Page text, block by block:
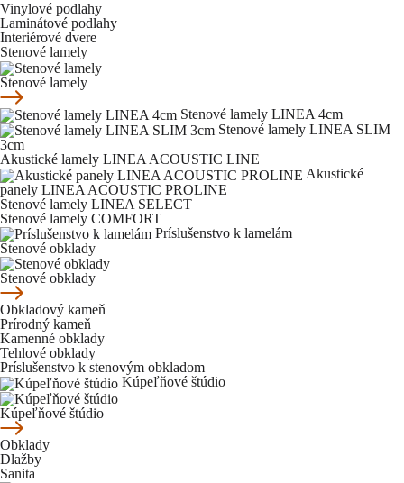
Vinylové podlahy
Laminátové podlahy
Interiérové dvere
Stenové lamely
Stenové lamely
Stenové lamely LINEA 4cm
Stenové lamely LINEA SLIM
3cm
Akustické lamely LINEA ACOUSTIC LINE
Akustické
panely LINEA ACOUSTIC PROLINE
Stenové lamely LINEA SELECT
Stenové lamely COMFORT
Príslušenstvo k lamelám
Stenové obklady
Stenové obklady
Obkladový kameň
Prírodný kameň
Kamenné obklady
Tehlové obklady
Príslušenstvo k stenovým obkladom
Kúpeľňové štúdio
Kúpeľňové štúdio
Obklady
Dlažby
Sanita